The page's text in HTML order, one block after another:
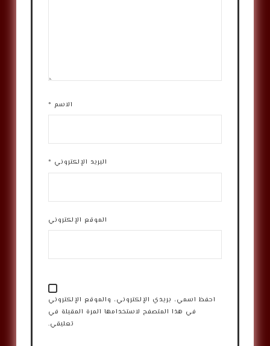
الاسم *
البريد الإلكتروني *
الموقع الإلكتروني
احفظ اسمي، بريدي الإلكتروني، والموقع الإلكتروني
في هذا المتصفح لاستخدامها المرة المقبلة في
تعليقي.